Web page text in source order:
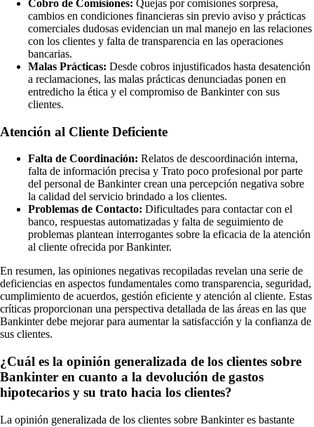
Cobro de Comisiones: Quejas por comisiones sorpresa,
cambios en condiciones financieras sin previo aviso y prácticas
comerciales dudosas evidencian un mal manejo en las relaciones
con los clientes y falta de transparencia en las operaciones
bancarias.
Malas Prácticas: Desde cobros injustificados hasta desatención
a reclamaciones, las malas prácticas denunciadas ponen en
entredicho la ética y el compromiso de Bankinter con sus
clientes.
Atención al Cliente Deficiente
Falta de Coordinación: Relatos de descoordinación interna,
falta de información precisa y Trato poco profesional por parte
del personal de Bankinter crean una percepción negativa sobre
la calidad del servicio brindado a los clientes.
Problemas de Contacto: Dificultades para contactar con el
banco, respuestas automatizadas y falta de seguimiento de
problemas plantean interrogantes sobre la eficacia de la atención
al cliente ofrecida por Bankinter.
En resumen, las opiniones negativas recopiladas revelan una serie de
deficiencias en aspectos fundamentales como transparencia, seguridad,
cumplimiento de acuerdos, gestión eficiente y atención al cliente. Estas
críticas proporcionan una perspectiva detallada de las áreas en las que
Bankinter debe mejorar para aumentar la satisfacción y la confianza de
sus clientes.
¿Cuál es la opinión generalizada de los clientes sobre
Bankinter en cuanto a la devolución de gastos
hipotecarios y su trato hacia los clientes?
La opinión generalizada de los clientes sobre Bankinter es bastante